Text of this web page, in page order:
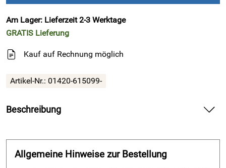
Am Lager: Lieferzeit 2-3 Werktage
GRATIS Lieferung
Kauf auf Rechnung möglich
Artikel-Nr.: 01420-615099-
Beschreibung
PATERNA - Schwarz/Nuri
Die "FinnPlus" Linie bietet die bekannte Schuh-Qualität und
Allgemeine Hinweise zur Bestellung